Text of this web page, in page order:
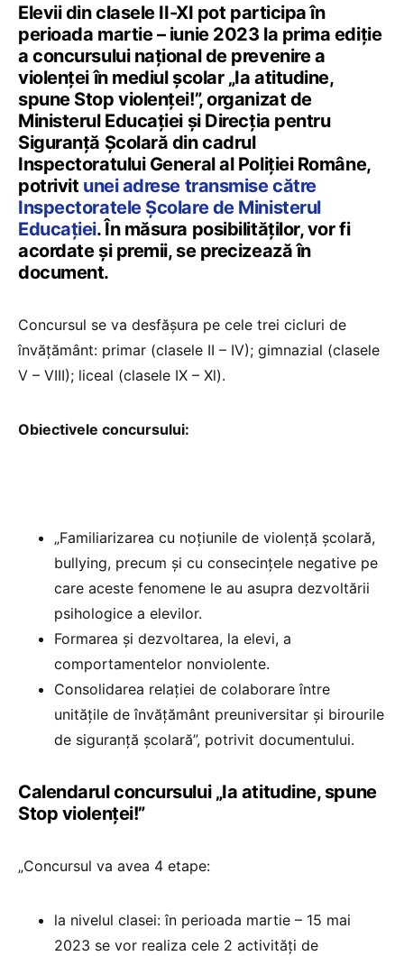
Elevii din clasele II-XI pot participa în
perioada martie – iunie 2023 la prima ediție
a concursului național de prevenire a
violenței în mediul școlar „Ia atitudine,
spune Stop violenței!”, organizat de
Ministerul Educației și Direcția pentru
Siguranță Școlară din cadrul
Inspectoratului General al Poliției Române,
potrivit unei adrese transmise către
Inspectoratele Şcolare de Ministerul
Educației. În măsura posibilităților, vor fi
acordate şi premii, se precizează în
document.
Concursul se va desfăşura pe cele trei cicluri de
învățământ: primar (clasele II – IV); gimnazial (clasele
V – VIII); liceal (clasele IX – Xl).
Obiectivele concursului:
„Familiarizarea cu noţiunile de violenţă şcolară,
bullying, precum şi cu consecinţele negative pe
care aceste fenomene le au asupra dezvoltării
psihologice a elevilor.
Formarea şi dezvoltarea, la elevi, a
comportamentelor nonviolente.
Consolidarea relaţiei de colaborare între
unităţile de învăţământ preuniversitar şi birourile
de siguranţă şcolară”, potrivit documentului.
Calendarul concursului „Ia atitudine, spune
Stop violenței!”
„Concursul va avea 4 etape:
la nivelul clasei: în perioada martie – 15 mai
2023 se vor realiza cele 2 activităţi de